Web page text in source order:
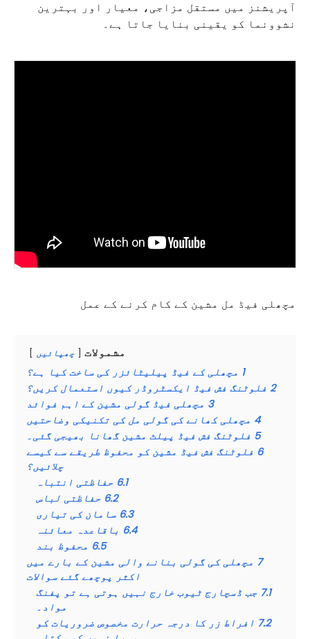
آپریشنز میں مستقل مزاجی، معیار اور بہترین
نشوونما کو یقینی بنایا جاتا ہے۔
مچھلی فیڈ مل مشین کے کام کرنے کے عمل
مشمولات چھپائیں
1 مچھلی کے فیڈ پیلیٹائزر کی ساخت کیا ہے؟
2 فلوٹنگ فش فیڈ ایکسٹروڈر کیوں استعمال کریں؟
3 مچھلی فیڈ گولی مشین کے اہم فوائد
4 مچھلی کھانے کی گولی مل کی تکنیکی وضاحتیں
5 فلوٹنگ فش فیڈ پیلٹ مشین گھانا بھیجی گئی۔
6 فلوٹنگ فش فیڈ مشین کو محفوظ طریقے سے کیسے
چلائیں؟
6.1 حفاظتی انتباہ
6.2 حفاظتی لباس
6.3 سامان کی تیاری
6.4 باقاعدہ معائنہ
6.5 محفوظ بند
7 مچھلی کی گولی بنانے والی مشین کے بارے میں
اکثر پوچھے گئے سوالات
7.1 جب ڈسچارج ٹیوب خارج نہیں ہوتی ہے تو پفنگ
مواد۔
7.2 افراط زر کا درجہ حرارت مخصوص ضروریات کو